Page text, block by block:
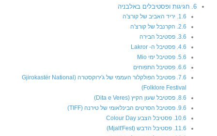
חגיגות ופסטיבלים באלבניה
יריד האביב של קורצ'ה
הקרנבל של קורצ'ה
פסטיבל הבירה
פסטיבל ה- Lakror
פסטיבל ימי Mio
פסטיבל התפוחים
פסטיבל הפולקלור העממי של ג'ירוקסטרה (Gjirokastër National
Folklore Festival)
פסטיבל שעון הקיץ (Dita e Veres)
פסטיבל הסרטים הבינלאומי של טירנה (TIFF)
פסטיבל הצבע Colour Day
פסטיבל הדבש (Mjalt'Fest)